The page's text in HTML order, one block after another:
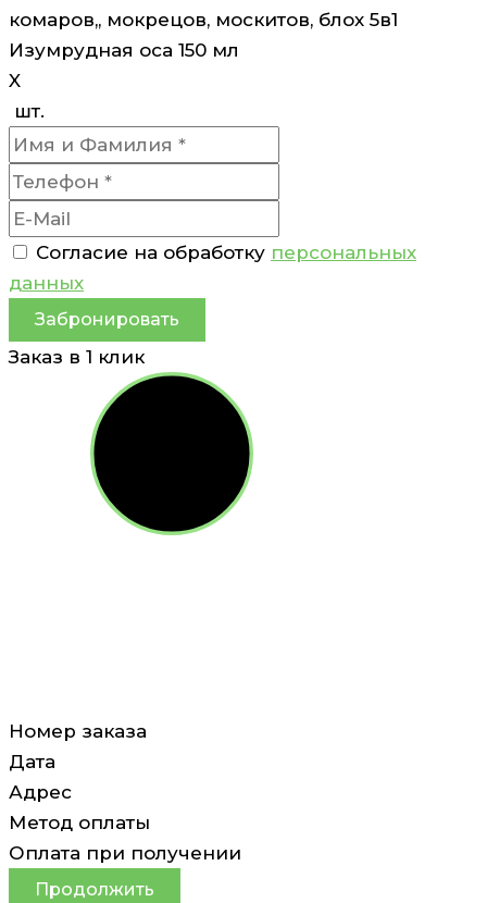
комаров,, мокрецов, москитов, блох 5в1
Изумрудная оса 150 мл
X
шт.
Согласие на обработку персональных
данных
Забронировать
Заказ в 1 клик
Номер заказа
Дата
Адрес
Метод оплаты
Оплата при получении
Продолжить